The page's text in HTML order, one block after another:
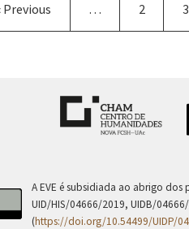
Previous … Página
2 3
A EVE é subsidiada ao abrigo dos
UID/HIS/04666/2019, UIDB/
(https://doi.org/10.54499/UIDP/